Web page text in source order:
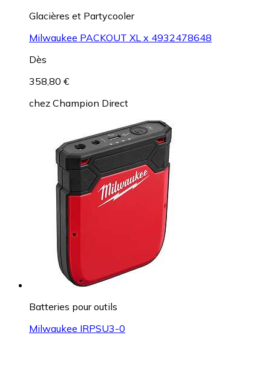
Glacières et Partycooler
Milwaukee PACKOUT XL x 4932478648
Dès
358,80 €
chez Champion Direct
Batteries pour outils
Milwaukee IRPSU3-0